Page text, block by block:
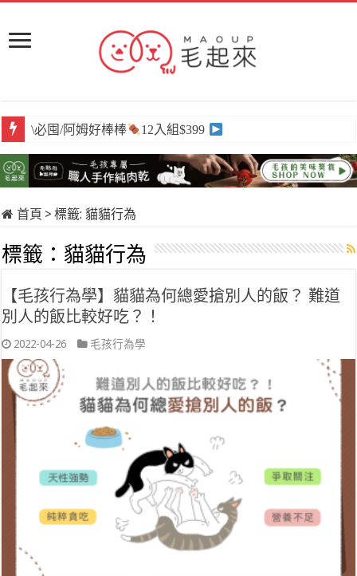
\必囤/阿姆好棒棒 12入組$399
首頁 > 標籤: 貓貓行為
標籤： 貓貓行為
【毛孩行為學】貓貓為何總愛搶別人的飯？ 難道
別人的飯比較好吃？！
2022-04-26 毛孩行為學